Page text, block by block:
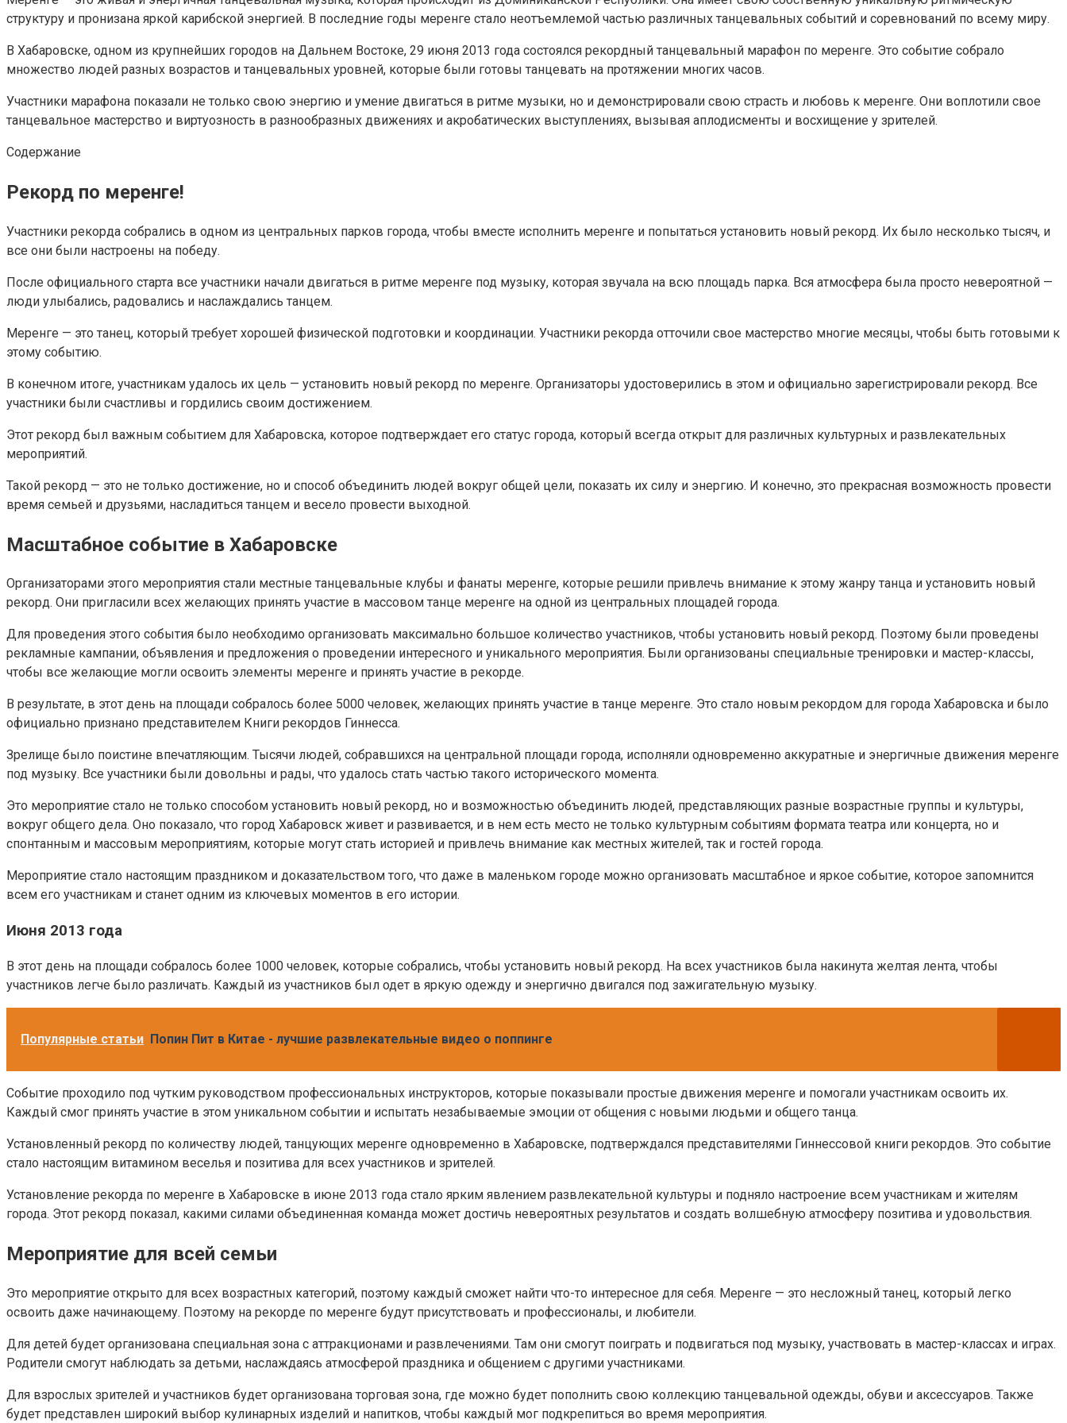
структуру и пронизана яркой карибской энергией. В последние годы меренге стало неотъемлемой частью различных танцевальных событий и соревнований по всему миру.
В Хабаровске, одном из крупнейших городов на Дальнем Востоке, 29 июня 2013 года состоялся рекордный танцевальный марафон по меренге. Это событие собрало
множество людей разных возрастов и танцевальных уровней, которые были готовы танцевать на протяжении многих часов.
Участники марафона показали не только свою энергию и умение двигаться в ритме музыки, но и демонстрировали свою страсть и любовь к меренге. Они воплотили свое
танцевальное мастерство и виртуозность в разнообразных движениях и акробатических выступлениях, вызывая аплодисменты и восхищение у зрителей.
Содержание
Рекорд по меренге!
Участники рекорда собрались в одном из центральных парков города, чтобы вместе исполнить меренге и попытаться установить новый рекорд. Их было несколько тысяч, и
все они были настроены на победу.
После официального старта все участники начали двигаться в ритме меренге под музыку, которая звучала на всю площадь парка. Вся атмосфера была просто невероятной —
люди улыбались, радовались и наслаждались танцем.
Меренге — это танец, который требует хорошей физической подготовки и координации. Участники рекорда отточили свое мастерство многие месяцы, чтобы быть готовыми к
этому событию.
В конечном итоге, участникам удалось их цель — установить новый рекорд по меренге. Организаторы удостоверились в этом и официально зарегистрировали рекорд. Все
участники были счастливы и гордились своим достижением.
Этот рекорд был важным событием для Хабаровска, которое подтверждает его статус города, который всегда открыт для различных культурных и развлекательных
мероприятий.
Такой рекорд — это не только достижение, но и способ объединить людей вокруг общей цели, показать их силу и энергию. И конечно, это прекрасная возможность провести
время семьей и друзьями, насладиться танцем и весело провести выходной.
Масштабное событие в Хабаровске
Организаторами этого мероприятия стали местные танцевальные клубы и фанаты меренге, которые решили привлечь внимание к этому жанру танца и установить новый
рекорд. Они пригласили всех желающих принять участие в массовом танце меренге на одной из центральных площадей города.
Для проведения этого события было необходимо организовать максимально большое количество участников, чтобы установить новый рекорд. Поэтому были проведены
рекламные кампании, объявления и предложения о проведении интересного и уникального мероприятия. Были организованы специальные тренировки и мастер-классы,
чтобы все желающие могли освоить элементы меренге и принять участие в рекорде.
В результате, в этот день на площади собралось более 5000 человек, желающих принять участие в танце меренге. Это стало новым рекордом для города Хабаровска и было
официально признано представителем Книги рекордов Гиннесса.
Зрелище было поистине впечатляющим. Тысячи людей, собравшихся на центральной площади города, исполняли одновременно аккуратные и энергичные движения меренге
под музыку. Все участники были довольны и рады, что удалось стать частью такого исторического момента.
Это мероприятие стало не только способом установить новый рекорд, но и возможностью объединить людей, представляющих разные возрастные группы и культуры,
вокруг общего дела. Оно показало, что город Хабаровск живет и развивается, и в нем есть место не только культурным событиям формата театра или концерта, но и
спонтанным и массовым мероприятиям, которые могут стать историей и привлечь внимание как местных жителей, так и гостей города.
Мероприятие стало настоящим праздником и доказательством того, что даже в маленьком городе можно организовать масштабное и яркое событие, которое запомнится
всем его участникам и станет одним из ключевых моментов в его истории.
Июня 2013 года
В этот день на площади собралось более 1000 человек, которые собрались, чтобы установить новый рекорд. На всех участников была накинута желтая лента, чтобы
участников легче было различать. Каждый из участников был одет в яркую одежду и энергично двигался под зажигательную музыку.
Популярные статьи Попин Пит в Китае - лучшие развлекательные видео о поппинге
Событие проходило под чутким руководством профессиональных инструкторов, которые показывали простые движения меренге и помогали участникам освоить их.
Каждый смог принять участие в этом уникальном событии и испытать незабываемые эмоции от общения с новыми людьми и общего танца.
Установленный рекорд по количеству людей, танцующих меренге одновременно в Хабаровске, подтверждался представителями Гиннессовой книги рекордов. Это событие
стало настоящим витамином веселья и позитива для всех участников и зрителей.
Установление рекорда по меренге в Хабаровске в июне 2013 года стало ярким явлением развлекательной культуры и подняло настроение всем участникам и жителям
города. Этот рекорд показал, какими силами объединенная команда может достичь невероятных результатов и создать волшебную атмосферу позитива и удовольствия.
Мероприятие для всей семьи
Это мероприятие открыто для всех возрастных категорий, поэтому каждый сможет найти что-то интересное для себя. Меренге — это несложный танец, который легко
освоить даже начинающему. Поэтому на рекорде по меренге будут присутствовать и профессионалы, и любители.
Для детей будет организована специальная зона с аттракционами и развлечениями. Там они смогут поиграть и подвигаться под музыку, участвовать в мастер-классах и играх.
Родители смогут наблюдать за детьми, наслаждаясь атмосферой праздника и общением с другими участниками.
Для взрослых зрителей и участников будет организована торговая зона, где можно будет пополнить свою коллекцию танцевальной одежды, обуви и аксессуаров. Также
будет представлен широкий выбор кулинарных изделий и напитков, чтобы каждый мог подкрепиться во время мероприятия.